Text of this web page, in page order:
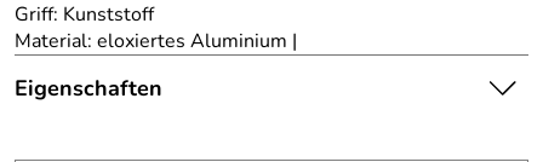
Griff: Kunststoff
Material: eloxiertes Aluminium |
Eigenschaften